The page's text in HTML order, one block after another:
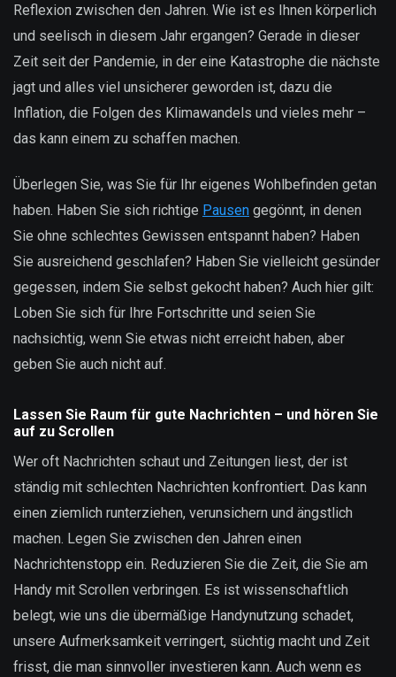
Reflexion zwischen den Jahren. Wie ist es Ihnen körperlich
und seelisch in diesem Jahr ergangen? Gerade in dieser
Zeit seit der Pandemie, in der eine Katastrophe die nächste
jagt und alles viel unsicherer geworden ist, dazu die
Inflation, die Folgen des Klimawandels und vieles mehr –
das kann einem zu schaffen machen.
Überlegen Sie, was Sie für Ihr eigenes Wohlbefinden getan
haben. Haben Sie sich richtige Pausen gegönnt, in denen
Sie ohne schlechtes Gewissen entspannt haben? Haben
Sie ausreichend geschlafen? Haben Sie vielleicht gesünder
gegessen, indem Sie selbst gekocht haben? Auch hier gilt:
Loben Sie sich für Ihre Fortschritte und seien Sie
nachsichtig, wenn Sie etwas nicht erreicht haben, aber
geben Sie auch nicht auf.
Lassen Sie Raum für gute Nachrichten – und hören Sie
auf zu Scrollen
Wer oft Nachrichten schaut und Zeitungen liest, der ist
ständig mit schlechten Nachrichten konfrontiert. Das kann
einen ziemlich runterziehen, verunsichern und ängstlich
machen. Legen Sie zwischen den Jahren einen
Nachrichtenstopp ein. Reduzieren Sie die Zeit, die Sie am
Handy mit Scrollen verbringen. Es ist wissenschaftlich
belegt, wie uns die übermäßige Handynutzung schadet,
unsere Aufmerksamkeit verringert, süchtig macht und Zeit
frisst, die man sinnvoller investieren kann. Auch wenn es